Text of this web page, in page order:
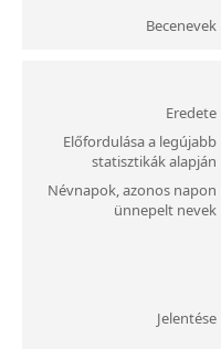
Becenevek
Eredete
Előfordulása a legújabb
statisztikák alapján
Névnapok, azonos napon
ünnepelt nevek
Jelentése